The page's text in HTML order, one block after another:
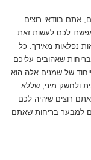
אתם בוודאי רוצים
לכם לעשות זאת
נפלאות מאידך. כל
שאהובים עליכם
של שמנים אלה הוא
ולחשק מיני, שללא
רוצים שיהיה לכם
למבער בריחות שאתם